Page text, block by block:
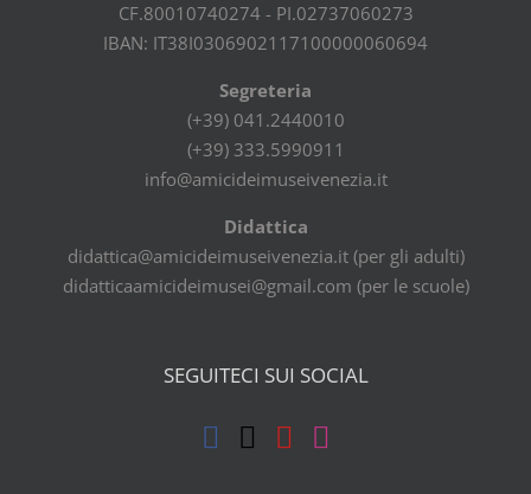
CF.80010740274 - PI.02737060273
IBAN: IT38I0306902117100000060694
Segreteria
(+39) 041.2440010
(+39) 333.5990911
info@amicideimuseivenezia.it
Didattica
didattica@amicideimuseivenezia.it (per gli adulti)
didatticaamicideimusei@gmail.com (per le scuole)
SEGUITECI SUI SOCIAL